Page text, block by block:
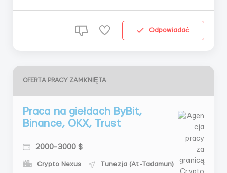
Odpowiadać
OFERTA PRACY ZAMKNIĘTA
Praca na giełdach ByBit,
Binance, OKX, Trust
2000-3000 $
Crypto Nexus Tunezja (At-Tadamun)